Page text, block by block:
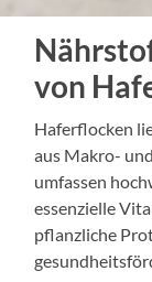
von
Haferflocken
aus Makro-
umfassen
essenzielle
pflanzliche